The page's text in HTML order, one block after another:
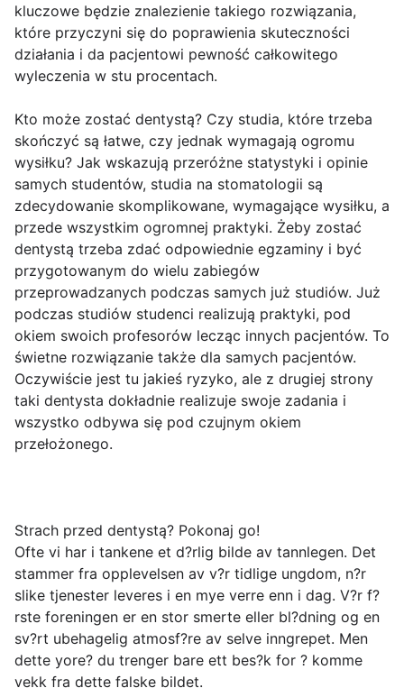
kluczowe będzie znalezienie takiego rozwiązania,
które przyczyni się do poprawienia skuteczności
działania i da pacjentowi pewność całkowitego
wyleczenia w stu procentach.
Kto może zostać dentystą? Czy studia, które trzeba
skończyć są łatwe, czy jednak wymagają ogromu
wysiłku? Jak wskazują przeróżne statystyki i opinie
samych studentów, studia na stomatologii są
zdecydowanie skomplikowane, wymagające wysiłku, a
przede wszystkim ogromnej praktyki. Żeby zostać
dentystą trzeba zdać odpowiednie egzaminy i być
przygotowanym do wielu zabiegów
przeprowadzanych podczas samych już studiów. Już
podczas studiów studenci realizują praktyki, pod
okiem swoich profesorów lecząc innych pacjentów. To
świetne rozwiązanie także dla samych pacjentów.
Oczywiście jest tu jakieś ryzyko, ale z drugiej strony
taki dentysta dokładnie realizuje swoje zadania i
wszystko odbywa się pod czujnym okiem
przełożonego.
Strach przed dentystą? Pokonaj go!
Ofte vi har i tankene et d?rlig bilde av tannlegen. Det
stammer fra opplevelsen av v?r tidlige ungdom, n?r
slike tjenester leveres i en mye verre enn i dag. V?r f?
rste foreningen er en stor smerte eller bl?dning og en
sv?rt ubehagelig atmosf?re av selve inngrepet. Men
dette yore? du trenger bare ett bes?k for ? komme
vekk fra dette falske bildet.